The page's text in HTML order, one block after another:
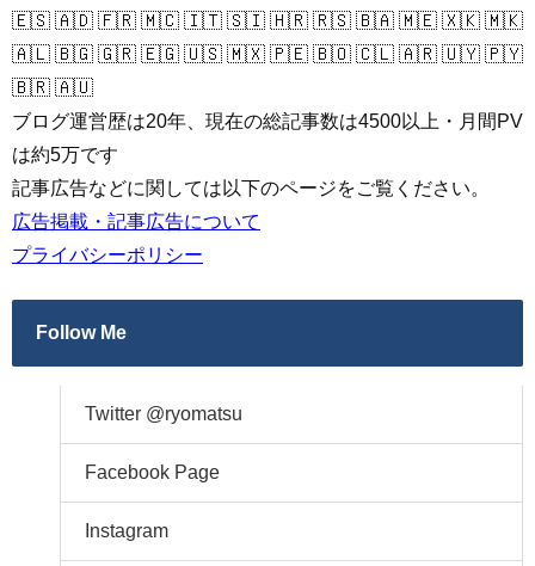
🇪🇸 🇦🇩 🇫🇷 🇲🇨 🇮🇹 🇸🇮 🇭🇷 🇷🇸 🇧🇦 🇲🇪 🇽🇰 🇲🇰
🇦🇱 🇧🇬 🇬🇷 🇪🇬 🇺🇸 🇲🇽 🇵🇪 🇧🇴 🇨🇱 🇦🇷 🇺🇾 🇵🇾
🇧🇷 🇦🇺
ブログ運営歴は20年、現在の総記事数は4500以上・月間PV
は約5万です
記事広告などに関しては以下のページをご覧ください。
広告掲載・記事広告について
プライバシーポリシー
Follow Me
Twitter @ryomatsu
Facebook Page
Instagram